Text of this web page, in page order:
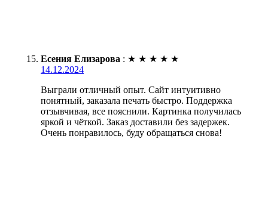
Есения Елизарова : ★ ★ ★ ★ ★
14.12.2024
Выграли отличный опыт. Сайт интуитивно
понятный, заказала печать быстро. Поддержка
отзывчивая, все пояснили. Картинка получилась
яркой и чёткой. Заказ доставили без задержек.
Очень понравилось, буду обращаться снова!